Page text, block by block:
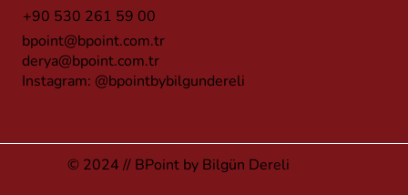
+90 530 261 59 00
bpoint@bpoint.com.tr
derya@bpoint.com.tr
Instagram: @bpointbybilgundereli
© 2024 // BPoint by Bilgün Dereli